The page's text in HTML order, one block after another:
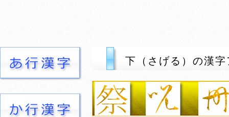
下（さげる）の漢